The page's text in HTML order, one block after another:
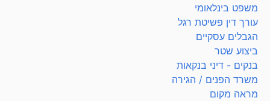
משפט בינלאומי
עורך דין פשיטת רגל
הגבלים עסקיים
ביצוע שטר
בנקים - דיני בנקאות
משרד הפנים / הגירה
מראה מקום